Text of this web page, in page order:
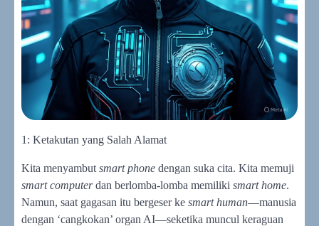
1: Ketakutan yang Salah Alamat
Kita menyambut smart phone dengan suka cita. Kita memuji
smart computerdan berlomba-lomba memiliki smart home.
Namun, saat gagasan itu bergeser ke smart human—manusia
dengan ‘cangkokan’ organ AI—seketika muncul keraguan